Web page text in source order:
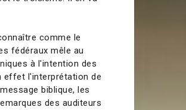
comme le
fédéraux mêle au
à l'intention des
effet l'interprétation de
biblique, les
des auditeurs